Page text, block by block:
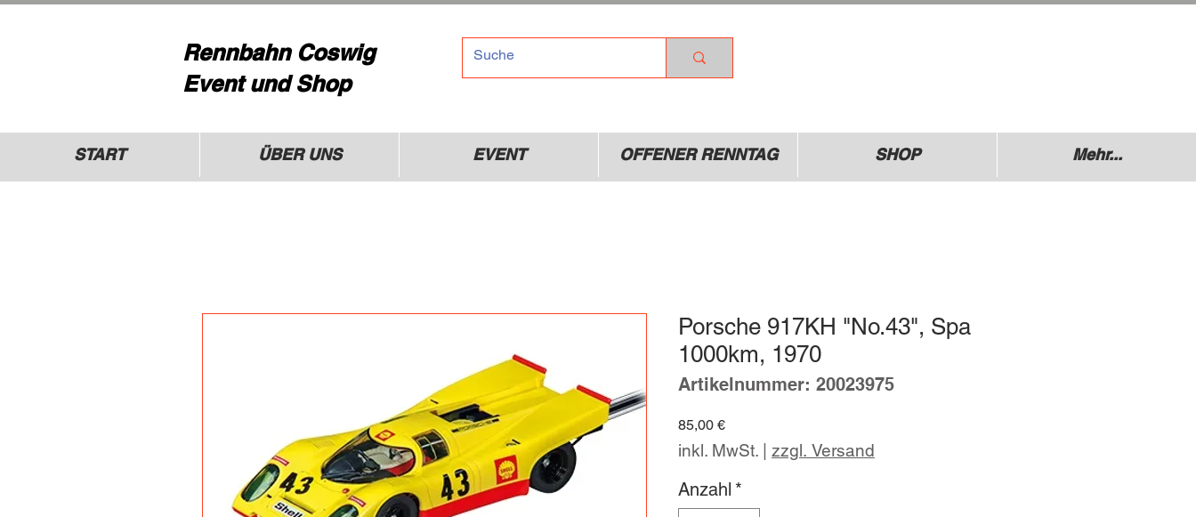
Rennbahn Coswig
Event und Shop
START ÜBER UNS EVENT OFFENER RENNTAG SHOP Mehr...
Porsche 917KH "No.43", Spa
1000km, 1970
Artikelnummer: 20023975
85,00 €Preis
inkl. MwSt. zzgl. Versand
Anzahl *